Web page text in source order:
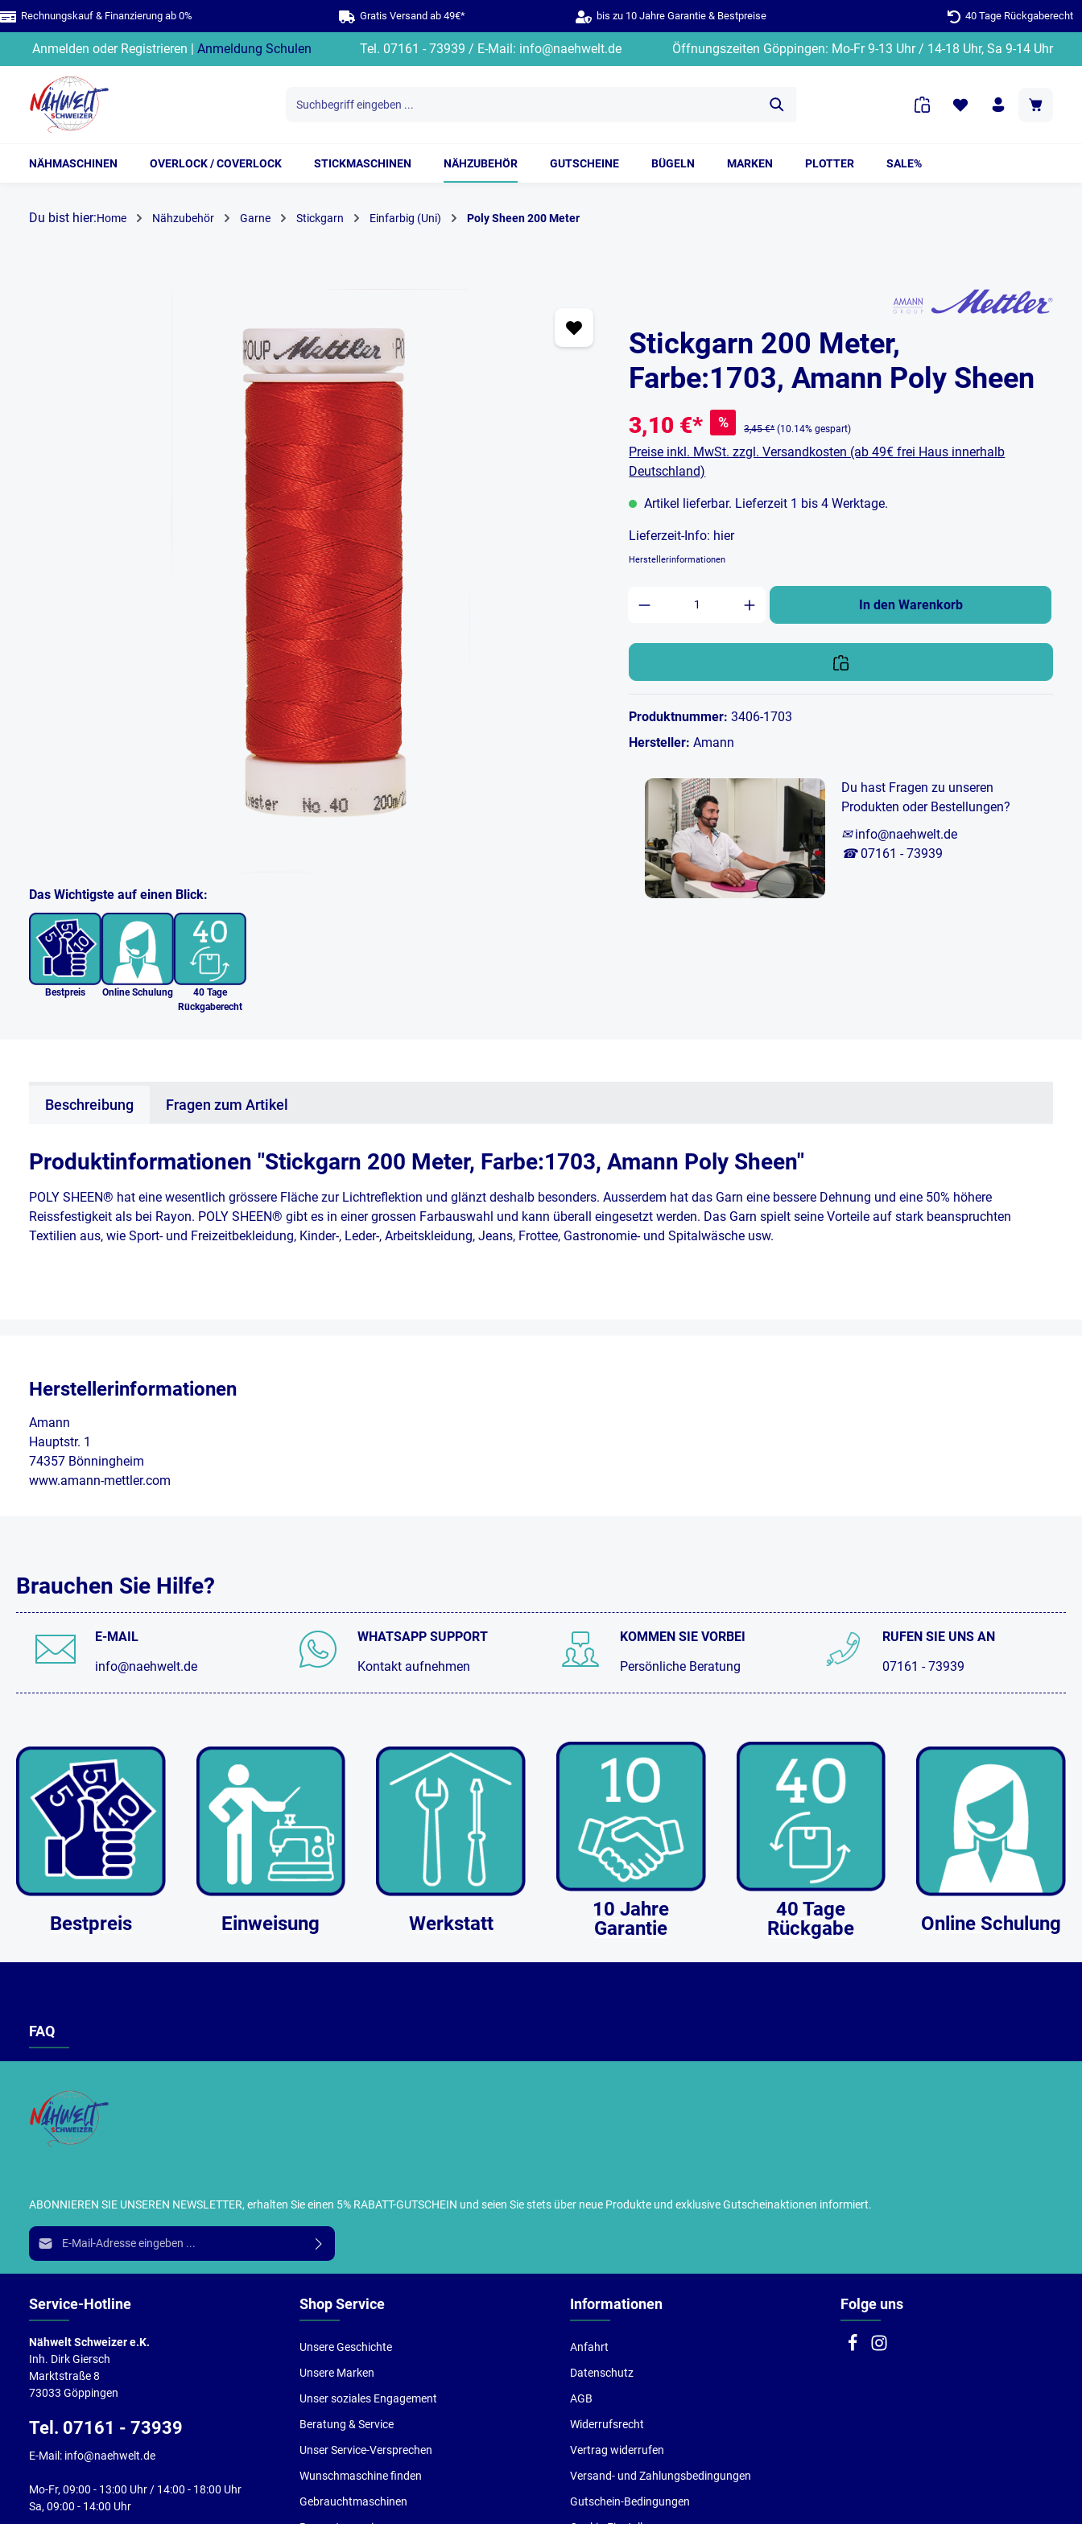
Zur Hauptnavigation springen
Rechnungskauf & Finanzierung ab 0% Gratis Versand ab 49€* bis zu 10 Jahre Garantie & Bestpreise 40 Tage Rückgaberecht
Anmelden oder Registrieren | Anmeldung Schulen Tel. 07161 - 73939 / E-Mail: info@naehwelt.de Öffnungszeiten Göppingen: Mo-Fr 9-13 Uhr / 14-18 Uhr, Sa 9-14 Uhr
NÄHMASCHINEN OVERLOCK / COVERLOCK STICKMASCHINEN NÄHZUBEHÖR GUTSCHEINE BÜGELN MARKEN PLOTTER SALE%
Du bist hier:Home Nähzubehör Garne Stickgarn Einfarbig (Uni) Poly Sheen 200 Meter
Das Wichtigste auf einen Blick:
Bestpreis Online Schulung
40 Tage
Rückgaberecht
Stickgarn 200 Meter,
Farbe:1703, Amann Poly Sheen
3,10 €* % 3,45 €* (10.14% gespart)
Preise inkl. MwSt. zzgl. Versandkosten (ab 49€ frei Haus innerhalb
Deutschland)
Artikel lieferbar. Lieferzeit 1 bis 4 Werktage.
Lieferzeit-Info: hier
Herstellerinformationen
Produkt Anzahl: Gib den gewünschten Wert ein
In den Warenkorb
Produktnummer:3406-1703
Hersteller:Amann
Du hast Fragen zu unseren
Produkten oder Bestellungen?
✉ info@naehwelt.de
☎ 07161 - 73939
Beschreibung Fragen zum Artikel
Produktinformationen "Stickgarn 200 Meter, Farbe:1703, Amann Poly Sheen"
POLY SHEEN® hat eine wesentlich grössere Fläche zur Lichtreflektion und glänzt deshalb besonders. Ausserdem hat das Garn eine bessere Dehnung und eine 50% höhere
Reissfestigkeit als bei Rayon. POLY SHEEN® gibt es in einer grossen Farbauswahl und kann überall eingesetzt werden. Das Garn spielt seine Vorteile auf stark beanspruchten
Textilien aus, wie Sport- und Freizeitbekleidung, Kinder-, Leder-, Arbeitskleidung, Jeans, Frottee, Gastronomie- und Spitalwäsche usw.
Herstellerinformationen
Amann
Hauptstr. 1
74357 Bönningheim
www.amann-mettler.com
Brauchen Sie Hilfe?
E-MAIL
info@naehwelt.de
WHATSAPP SUPPORT
Kontakt aufnehmen
KOMMEN SIE VORBEI
Persönliche Beratung
RUFEN SIE UNS AN
07161 - 73939
Bestpreis Einweisung Werkstatt
10 Jahre
Garantie
40 Tage
Rückgabe
Online Schulung
ABONNIEREN SIE UNSEREN NEWSLETTER, erhalten Sie einen 5% RABATT-GUTSCHEIN und seien Sie stets über neue Produkte und exklusive Gutscheinaktionen informiert.
E-Mail-Adresse*
Folge uns
Service-Hotline
Nähwelt Schweizer e.K.
Inh. Dirk Giersch
Marktstraße 8
73033 Göppingen
Tel. 07161 - 73939
E-Mail: info@naehwelt.de
Mo-Fr, 09:00 - 13:00 Uhr / 14:00 - 18:00 Uhr
Sa, 09:00 - 14:00 Uhr
Shop Service
Unsere Geschichte
Unsere Marken
Unser soziales Engagement
Beratung & Service
Unser Service-Versprechen
Wunschmaschine finden
Gebrauchtmaschinen
Informationen
Anfahrt
Datenschutz
AGB
Widerrufsrecht
Vertrag widerrufen
Versand- und Zahlungsbedingungen
Gutschein-Bedingungen
FAQ